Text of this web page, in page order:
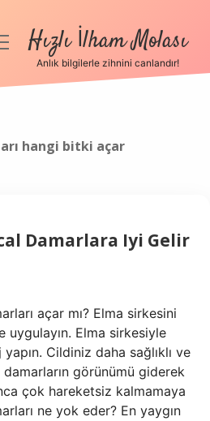
Hızlı İlham Molası
Anlık bilgilerle zihnini canlandır!
hangi bitki açar
Damarlara Iyi Gelir
açar mı? Elma sirkesini
uygulayın. Elma sirkesiyle
Cildiniz daha sağlıklı ve
görünümü giderek
çok hareketsiz kalmamaya
ne yok eder? En yaygın